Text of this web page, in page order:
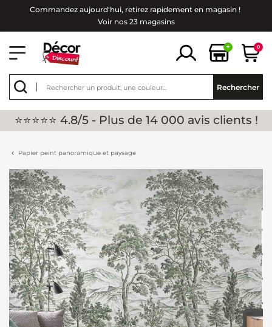
Commandez aujourd'hui, retirez rapidement en magasin !
Voir nos 23 magasins
+ 0
Rechercher
⭐⭐⭐⭐⭐ 4.8/5 - Plus de 14 000 avis clients !
Papier peint panoramique et paysage